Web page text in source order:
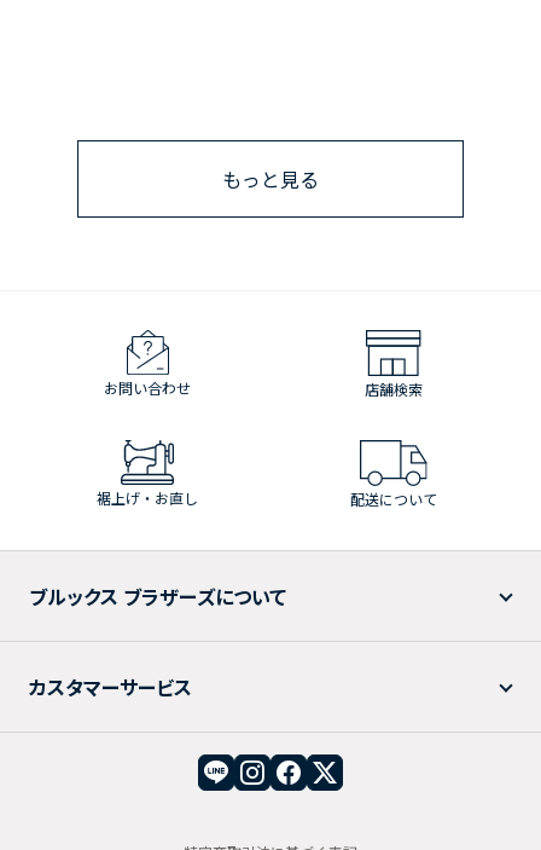
もっと見る
お問い合わせ 店舗検索
裾上げ・お直し 配送について
ブルックス ブラザーズについて
カスタマーサービス